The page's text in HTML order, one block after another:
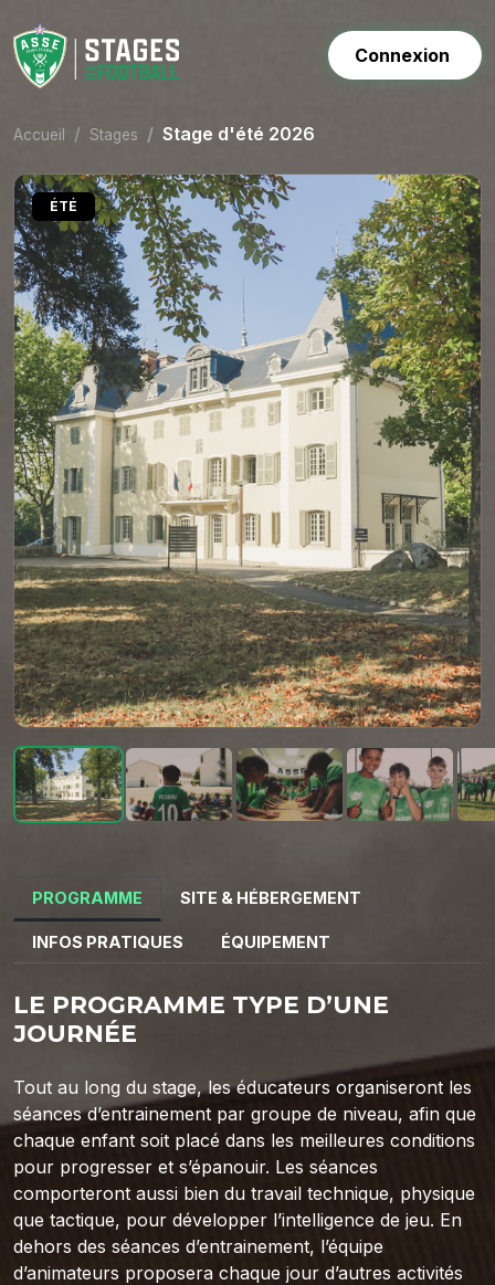
Connexion
Accueil Stages Stage d'été 2026
ÉTÉ
PROGRAMME SITE & HÉBERGEMENT
INFOS PRATIQUES ÉQUIPEMENT
LE PROGRAMME TYPE D’UNE
JOURNÉE
Tout au long du stage, les éducateurs organiseront les
séances d’entrainement par groupe de niveau, afin que
chaque enfant soit placé dans les meilleures conditions
pour progresser et s’épanouir. Les séances
comporteront aussi bien du travail technique, physique
que tactique, pour développer l’intelligence de jeu. En
dehors des séances d’entrainement, l’équipe
d’animateurs proposera chaque jour d’autres activités